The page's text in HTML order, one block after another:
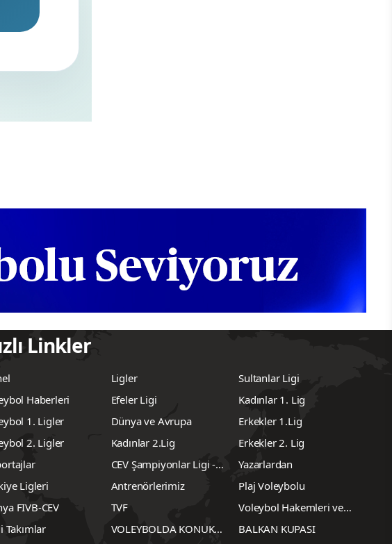
Linkler
Ligler
Sultanlar Ligi
Haberleri
Efeler Ligi
Kadınlar 1. Lig
1. Ligler
Dünya ve Avrupa
Erkekler 1.Lig
2. Ligler
Kadınlar 2.Lig
Erkekler 2. Lig
CEV Şampiyonlar Ligi -
Erkekler
Yazarlardan
Ligleri
Antrenörlerimiz
Plaj Voleybolu
FIVB-CEV
TVF
Voleybol Hakemleri ve
Takımlar
VOLEYBOLDA KONUK
BALKAN KUPASI